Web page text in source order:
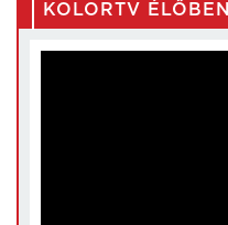
KOLORTV ÉLŐBEN